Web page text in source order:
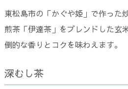
東松島市の「かぐや姫」で作った
煎茶「伊達茶」をブレンドした玄
倒的な香りとコクを味わえます。
深むし茶